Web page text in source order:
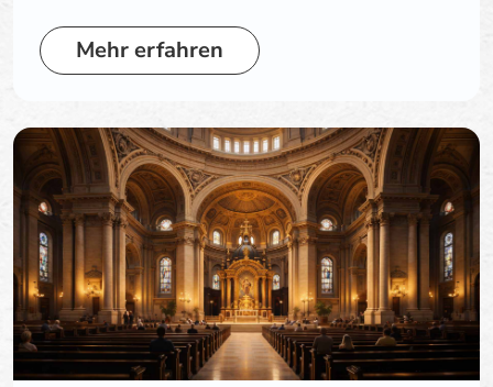
Mehr erfahren